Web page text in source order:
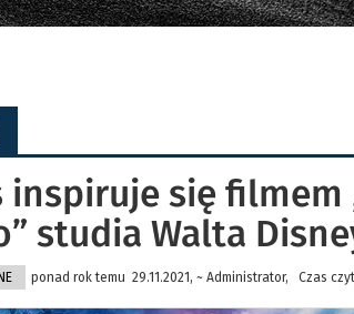
się filmem
studia Walta
ponad rok temu 29.11.2021, ~ Administrator, Czas